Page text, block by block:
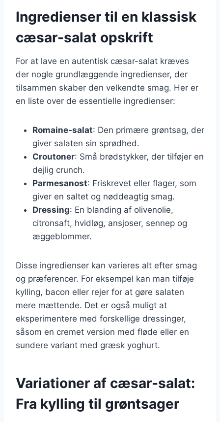
Ingredienser til en klassisk
cæsar-salat opskrift
For at lave en autentisk cæsar-salat kræves
der nogle grundlæggende ingredienser, der
tilsammen skaber den velkendte smag. Her er
en liste over de essentielle ingredienser:
Romaine-salat: Den primære grøntsag, der
giver salaten sin sprødhed.
Croutoner: Små brødstykker, der tilføjer en
dejlig crunch.
Parmesanost: Friskrevet eller flager, som
giver en saltet og nøddeagtig smag.
Dressing: En blanding af olivenolie,
citronsaft, hvidløg, ansjoser, sennep og
æggeblommer.
Disse ingredienser kan varieres alt efter smag
og præferencer. For eksempel kan man tilføje
kylling, bacon eller rejer for at gøre salaten
mere mættende. Det er også muligt at
eksperimentere med forskellige dressinger,
såsom en cremet version med fløde eller en
sundere variant med græsk yoghurt.
Variationer af cæsar-salat:
Fra kylling til grøntsager